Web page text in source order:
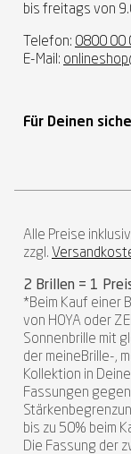
bis freitags von
Telefon: 0800 00
E-Mail:
Für Deinen
Alle Preise
zzgl.
2 Brillen = 1
*Beim Kauf einer
von HOYA oder
Sonnenbrille mit
der meineBrille-,
Kollektion in
Fassungen
bis zu 50% beim
Die Fassung der